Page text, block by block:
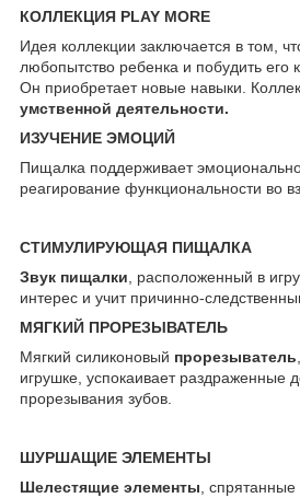
КОЛЛЕКЦИЯ PLAY MORE
Идея коллекции заключается в том,
любопытство ребенка и побудить его
Он приобретает новые навыки.
умственной деятельности.
ИЗУЧЕНИЕ ЭМОЦИЙ
Пищалка поддерживает
реагирование функциональности во
СТИМУЛИРУЮЩАЯ ПИЩАЛКА
Звук пищалки, расположенный в
интерес и учит причинно-
МЯГКИЙ ПРОРЕЗЫВАТЕЛЬ
Мягкий силиконовый прорезыватель
игрушке, успокаивает раздраженные
прорезывания зубов.
ШУРШАЩИЕ ЭЛЕМЕНТЫ
Шелестящие элементы, спрятанные